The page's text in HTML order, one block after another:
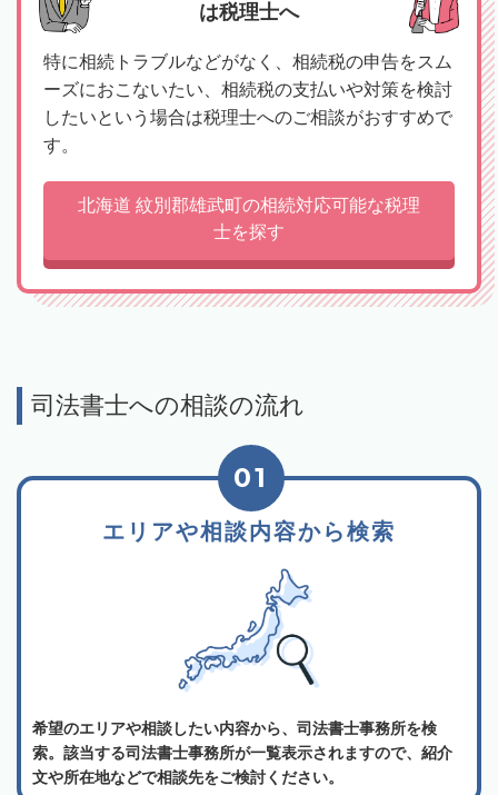
は税理士へ
特に相続トラブルなどがなく、相続税の申告をスム
ーズにおこないたい、相続税の支払いや対策を検討
したいという場合は税理士へのご相談がおすすめで
す。
北海道 紋別郡雄武町の相続対応可能な税理
士を探す
司法書士への相談の流れ
エリアや相談内容から検索
01
希望のエリアや相談したい内容から、司法書士事務所を検
索。該当する司法書士事務所が一覧表示されますので、紹介
文や所在地などで相談先をご検討ください。